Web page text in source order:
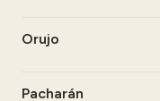
Orujo
Pacharán